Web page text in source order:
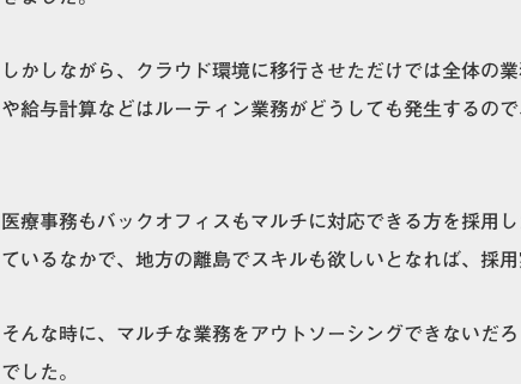
しかしながら、クラウド環境に移行させただけでは全体の
や給与計算などはルーティン業務がどうしても発生するの
医療事務もバックオフィスもマルチに対応できる方を採用
ているなかで、地方の離島でスキルも欲しいとなれば、採
そんな時に、マルチな業務をアウトソーシングできないだ
でした。